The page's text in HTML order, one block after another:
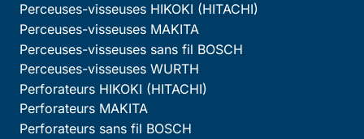
Perceuses-visseuses HIKOKI (HITACHI)
Perceuses-visseuses MAKITA
Perceuses-visseuses sans fil BOSCH
Perceuses-visseuses WURTH
Perforateurs HIKOKI (HITACHI)
Perforateurs MAKITA
Perforateurs sans fil BOSCH